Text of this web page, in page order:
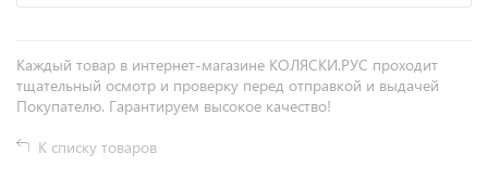
Каждый товар в интернет-магазине КОЛЯСКИ.РУС проходит
тщательный осмотр и проверку перед отправкой и выдачей
Покупателю. Гарантируем высокое качество!
К списку товаров